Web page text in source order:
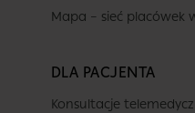
Mapa – sieć placówek
DLA PACJENTA
Konsultacje